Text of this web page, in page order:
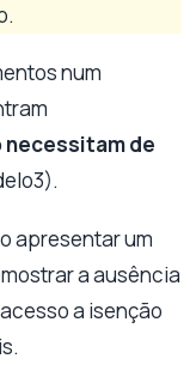
num
necessitam de
apresentar um
a ausência
a isenção